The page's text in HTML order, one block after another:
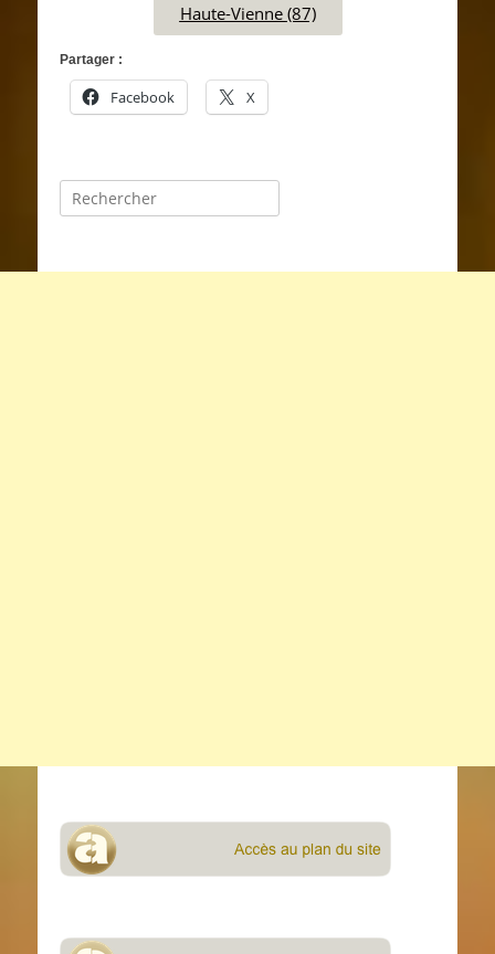
Haute-Vienne (87)
Partager :
Facebook X